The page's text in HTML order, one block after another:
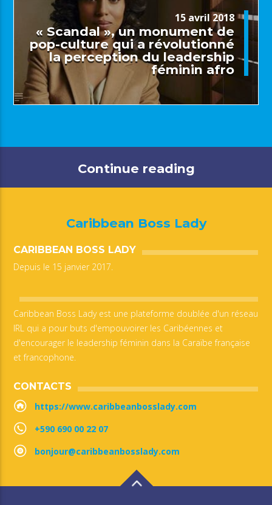
15 avril 2018
« Scandal », un monument de
pop-culture qui a révolutionné
la perception du leadership
féminin afro
Continue reading
Caribbean Boss Lady
CARIBBEAN BOSS LADY
Depuis le 15 janvier 2017.
Caribbean Boss Lady est une plateforme doublée d'un réseau
IRL qui a pour buts d'empouvoirer les Caribéennes et
d'encourager le leadership féminin dans la Caraïbe française
et francophone.
CONTACTS
https://www.caribbeanbosslady.com
+590 690 00 22 07
bonjour@caribbeanbosslady.com